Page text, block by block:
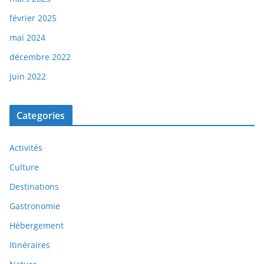
février 2025
mai 2024
décembre 2022
juin 2022
Categories
Activités
Culture
Destinations
Gastronomie
Hébergement
Itinéraires